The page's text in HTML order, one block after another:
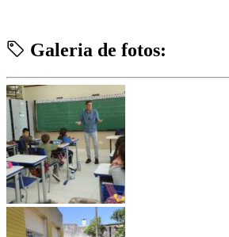
Galeria de fotos: